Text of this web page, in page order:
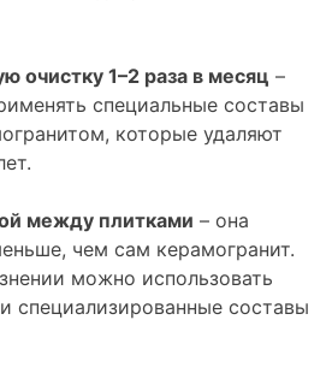
очистку 1–2 раза в месяц –
специальные составы
которые удаляют
между плитками – она
чем сам керамогранит.
можно использовать
специализированные составы